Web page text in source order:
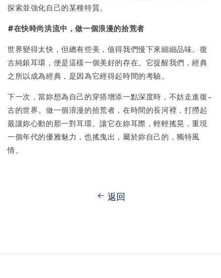
探索並強化自己的某種特質。
#在快時尚洪流中，做一個浪漫的拾荒者
世界變得太快，但總有些美，值得我們慢下來細細品味。復
古純銀耳環，便是這樣一個美好的存在。它提醒我們，經典
之所以成為經典，是因為它經得起時間的考驗。
下一次，當妳想為自己的穿搭增添一點深度時，不妨走進復-
古的世界。做一個浪漫的拾荒者，在時間的長河裡，打撈起
最讓妳心動的那一對耳環。讓它在妳耳際，輕輕搖晃，重現
一個年代的優雅魅力，也搖曳出，屬於妳自己的，獨特風
情。
返回